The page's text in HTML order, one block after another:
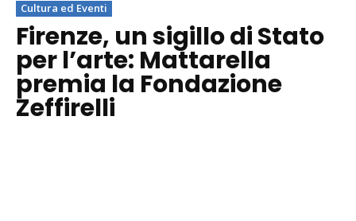
Cultura ed Eventi
Firenze, un sigillo di Stato
per l’arte: Mattarella
premia la Fondazione
Zeffirelli